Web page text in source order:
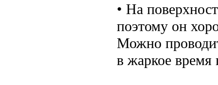
• На
поэтому он
Можно
в жаркое время